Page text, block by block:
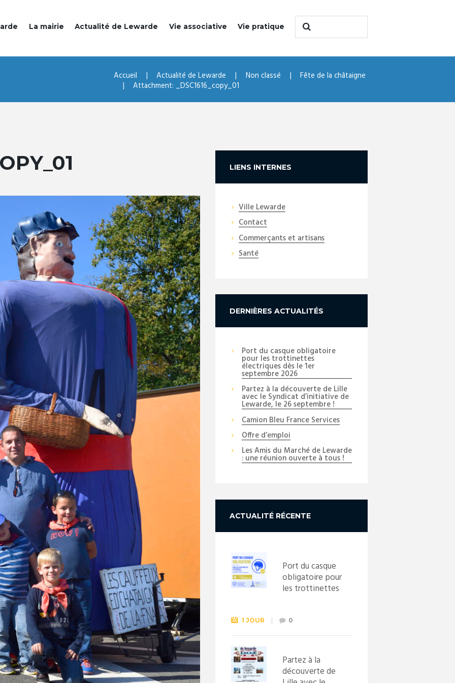
La mairie Actualité de Lewarde Vie associative Vie pratique
Accueil Actualité de Lewarde Non classé
Fête de la châtaigne
Attachment: _DSC1616_copy_01
Next item
_DSC1617_copy_01
LIENS INTERNES
Ville Lewarde
Contact
Commerçants et artisans
Santé
DERNIÈRES ACTUALITÉS
Port du casque obligatoire
pour les trottinettes
électriques dès le 1er
septembre 2026
Partez à la découverte de Lille
avec le Syndicat d’initiative de
Lewarde, le 26 septembre !
Camion Bleu France Services
Offre d’emploi
Les Amis du Marché de Lewarde
: une réunion ouverte à tous !
ACTUALITÉ RÉCENTE
Port du casque
obligatoire pour
les trottinettes
septembre
2026
1 JOUR 0
Partez à la
découverte de